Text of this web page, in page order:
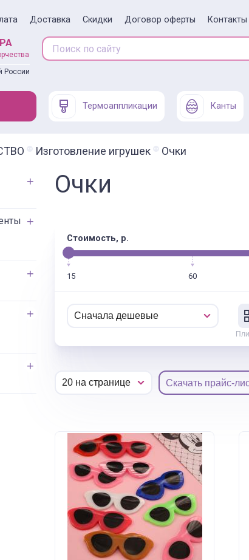
Доставка Скидки Договор оферты Контакты
России
Термоаппликации Канты
Изготовление игрушек Очки
Очки
Стоимость, р.
15 60
Скачать прайс-